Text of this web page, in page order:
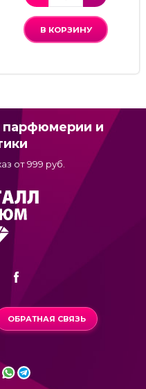
В КОРЗИНУ
парфюмерии и
от 999 руб.
ОБРАТНАЯ СВЯЗЬ